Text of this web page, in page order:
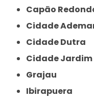
Capão
Cidade
Cidade Dutra
Cidade Jardim
Grajau
Ibirapuera